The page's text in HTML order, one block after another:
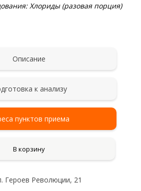
Хлориды (разовая порция)
Описание
к анализу
пунктов приема
В корзину
Героев Революции, 21